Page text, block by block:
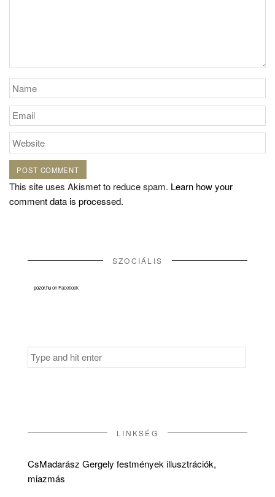
This site uses Akismet to reduce spam. Learn how your
comment data is processed.
SZOCIÁLIS
pozor.huon Facebook
Search
for:
LINKSÉG
CsMadarász Gergely festmények illusztrációk,
miazmás